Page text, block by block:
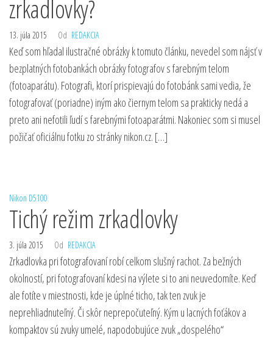
zrkadlovky?
13. júla 2015 Od REDAKCIA
Keď som hľadal ilustračné obrázky k tomuto článku, nevedel som nájsť v
bezplatných fotobankách obrázky fotografov s farebným telom
(fotoaparátu). Fotografi, ktorí prispievajú do fotobánk sami vedia, že
fotografovať (poriadne) iným ako čiernym telom sa prakticky nedá a
preto ani nefotili ľudí s farebnými fotoaparátmi. Nakoniec som si musel
požičať oficiálnu fotku zo stránky nikon.cz. […]
Nikon D5100
Tichý režim zrkadlovky
3. júla 2015 Od REDAKCIA
Zrkadlovka pri fotografovaní robí celkom slušný rachot. Za bežných
okolností, pri fotografovaní kdesi na výlete si to ani neuvedomíte. Keď
ale fotíte v miestnosti, kde je úplné ticho, tak ten zvuk je
neprehliadnuteľný. Či skôr neprepočuteľný. Kým u lacných foťákov a
kompaktov sú zvuky umelé, napodobujúce zvuk „dospelého“